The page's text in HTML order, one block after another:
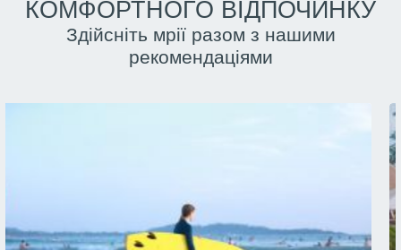
КОМФОРТНОГО ВІДПОЧИНКУ
Здійсніть мрії разом з нашими
рекомендаціями